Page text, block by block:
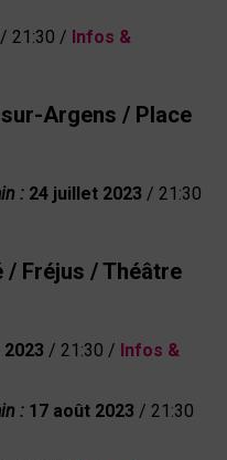
/ 21:30 / Infos &
Argens / Place
: 24 juillet 2023 / 21:30
/ Fréjus / Théâtre
/ 21:30 / Infos &
: 17 août 2023 / 21:30